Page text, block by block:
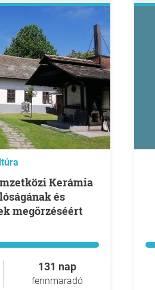
és
megőrzéséért
131 nap
fennmaradó